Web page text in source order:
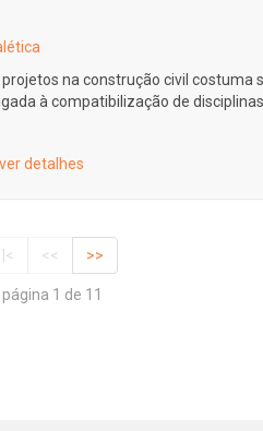
na construção civil costuma
à compatibilização de
ver detalhes
|< << >>
página 1 de 11